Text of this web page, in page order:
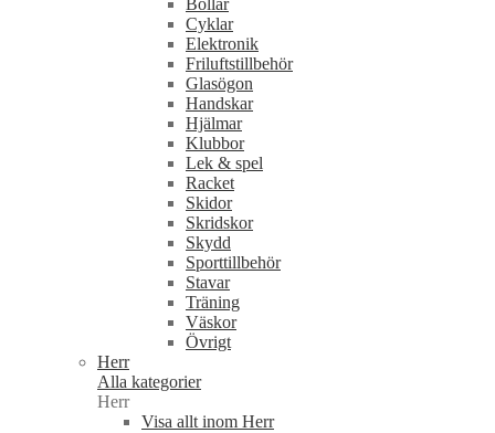
Bollar
Cyklar
Elektronik
Friluftstillbehör
Glasögon
Handskar
Hjälmar
Klubbor
Lek & spel
Racket
Skidor
Skridskor
Skydd
Sporttillbehör
Stavar
Träning
Väskor
Övrigt
Herr
Alla kategorier
Herr
Visa allt inom Herr